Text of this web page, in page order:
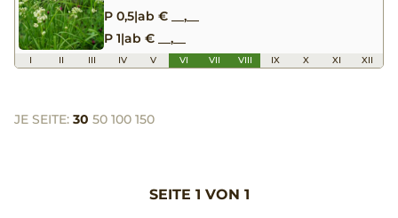
P 0,5|ab € __,__
P 1|ab € __,__
I II III IV V VI VII VIII IX X XI XII
JE SEITE: 30 50 100 150
SEITE 1 VON 1